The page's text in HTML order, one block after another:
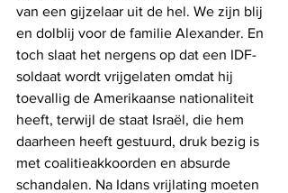
van een gijzelaar uit de hel. We zijn blij
en dolblij voor de familie Alexander. En
toch slaat het nergens op dat een IDF-
soldaat wordt vrijgelaten omdat hij
toevallig de Amerikaanse nationaliteit
heeft, terwijl de staat Israël, die hem
daarheen heeft gestuurd, druk bezig is
met coalitieakkoorden en absurde
schandalen. Na Idans vrijlating moeten